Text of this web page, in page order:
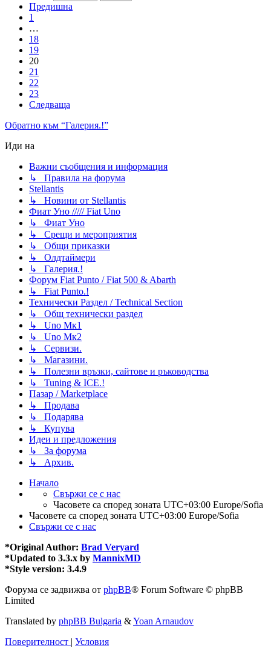
Предишна
1
…
18
19
20
21
22
23
Следваща
Обратно към “Галерия.!”
Иди на
Важни съобщения и информация
↳ Правила на форума
Stellantis
↳ Новини от Stellantis
Фиат Уно ///// Fiat Uno
↳ Фиат Уно
↳ Срещи и мероприятия
↳ Общи приказки
↳ Олдтаймери
↳ Галерия.!
Форум Fiat Punto / Fiat 500 & Abarth
↳ Fiat Punto.!
Технически Раздел / Technical Section
↳ Общ технически раздел
↳ Uno Мк1
↳ Uno Мк2
↳ Сервизи.
↳ Магазини.
↳ Полезни връзки, сайтове и ръководства
↳ Tuning & ICE.!
Пазар / Marketplace
↳ Продава
↳ Подарява
↳ Купува
Идеи и предложения
↳ За форума
↳ Архив.
Начало
Свържи се с нас
Часовете са според зоната UTC+03:00 Europe/Sofia
Часовете са според зоната UTC+03:00 Europe/Sofia
Свържи се с нас
*Original Author: Brad Veryard
*Updated to 3.3.x by MannixMD
*Style version: 3.4.9
Форума се задвижва от phpBB® Forum Software © phpBB
Limited
Translated by phpBB Bulgaria &Yoan Arnaudov
Поверителност | Условия